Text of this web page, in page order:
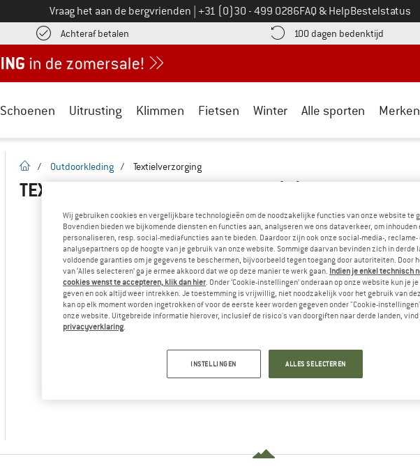
Vraag het aan de bergvrienden Bel ons op
+31 (0)30 - 499 0286FAQ & HelpBestelstatus
Achteraf betalen vind de betalingsinformatie hier! Opent in een infovak
100 dagen bedenktijd Vind
Schoenen Uitrusting Klimmen Fietsen Winter Alle sporten Merken
Startpagina
/ Outdoorkleding / Textielverzorging
TEXTIELVERZORGING - EXPEDITIE
SORRY!
Bij de ingestelde filters kunnen we helaas geen
» Ga terug naar de vorige paginaen probeer het met
Wij gebruiken cookies en vergelijkbare technologieën om de noodzakelijke functies van onze website te
Bovendien bieden we bijkomende diensten en functies aan, analyseren we ons dataverkeer, om inhouden
personaliseren, resp. social-mediafuncties aan te bieden. Daardoor zijn ook onze social-media-, reclame-
analysepartners op de hoogte van je gebruik van onze website. Sommige daarvan bevinden zich in derde
voldoende garanties om je gegevens te beschermen, bijvoorbeeld tegen toegang door autoriteiten. Door
van ‘Alles selecteren’ ga je ermee akkoord dat we op deze manier te werk gaan. Indien je enkel technisch
cookies wenst te accepteren, klik dan hier . Onder ‘Cookie-instellingen’ onderaan op onze website kun je
geven en ook altijd weer intrekken. Je toestemming is vrijwillig, niet noodzakelijk voor het gebruik van
kan op elk moment worden ingetrokken of voor de eerste keer worden gegeven onder "Cookie-
onze website. Uitgebreide informatie hierover, inclusief de risico's van doorgiften naar derde landen, vind
privacyverklaring
INSTELLINGEN ALLES SELECTEREN